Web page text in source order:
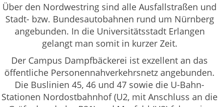
Über den Nordwestring sind alle Ausfallstraßen und
Stadt- bzw. Bundesautobahnen rund um Nürnberg
angebunden. In die Universitätsstadt Erlangen
gelangt man somit in kurzer Zeit.
Der Campus Dampfbäckerei ist exzellent an das
öffentliche Personennahverkehrsnetz angebunden.
Die Buslinien 45, 46 und 47 sowie die U-Bahn-
Stationen Nordostbahnhof (U2, mit Anschluss an die